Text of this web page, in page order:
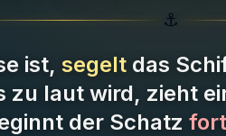
⚓
ist, segeltdas
zu laut wird, zieht
der Schatz